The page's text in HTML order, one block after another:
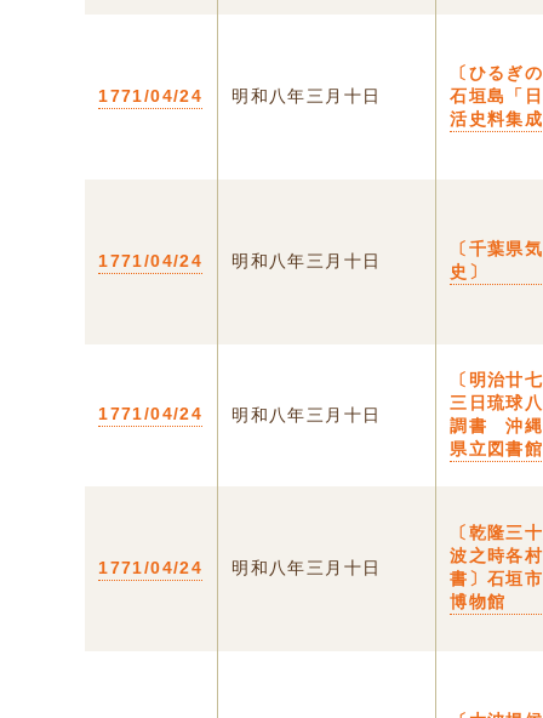
1771/04/24 明和八年三月十日
〔ひるぎ
石垣島「
活史料集
1771/04/24 明和八年三月十日
〔千葉県
史〕
1771/04/24 明和八年三月十日
〔明治廿
三日琉球
調書 沖縄
県立図書館
1771/04/24 明和八年三月十日
〔乾隆三
波之時各
書〕石垣
博物館